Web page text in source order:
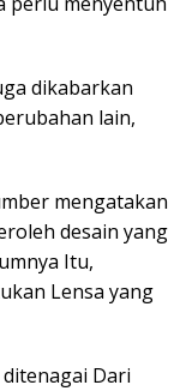
dikabarkan
lain,
mengatakan
desain yang
Itu,
Lensa yang
Dari